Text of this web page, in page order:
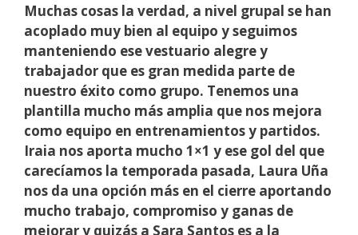
Muchas cosas la verdad, a nivel grupal se han
acoplado muy bien al equipo y seguimos
manteniendo ese vestuario alegre y
trabajador que es gran medida parte de
nuestro éxito como grupo. Tenemos una
plantilla mucho más amplia que nos mejora
como equipo en entrenamientos y partidos.
Iraia nos aporta mucho 1×1 y ese gol del que
carecíamos la temporada pasada, Laura Uña
nos da una opción más en el cierre aportando
mucho trabajo, compromiso y ganas de
mejorar y quizás a Sara Santos es a la